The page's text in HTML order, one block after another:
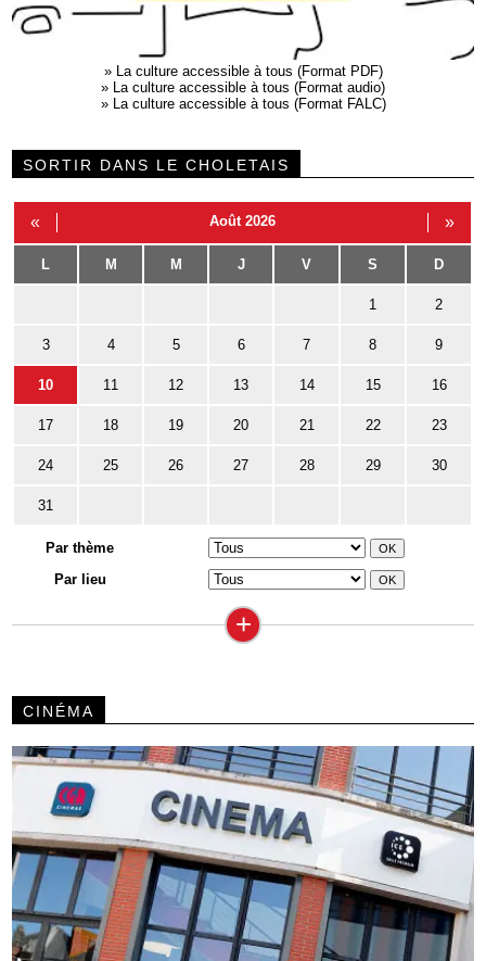
» La culture accessible à tous (Format PDF)
» La culture accessible à tous (Format audio)
» La culture accessible à tous (Format FALC)
SORTIR DANS LE CHOLETAIS
« Août 2026 »
L M M J V S D
1 2
3 4 5 6 7 8 9
10 11 12 13 14 15 16
17 18 19 20 21 22 23
24 25 26 27 28 29 30
31
Par thème
Par lieu
+
CINÉMA